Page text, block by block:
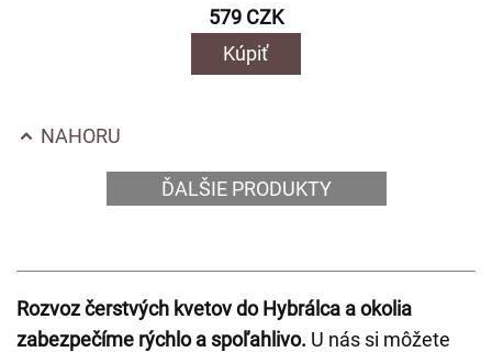
579 CZK
Kúpiť
NAHORU
ĎALŠIE PRODUKTY
Rozvoz čerstvých kvetov do Hybrálca a okolia
zabezpečíme rýchlo a spoľahlivo. U nás si môžete